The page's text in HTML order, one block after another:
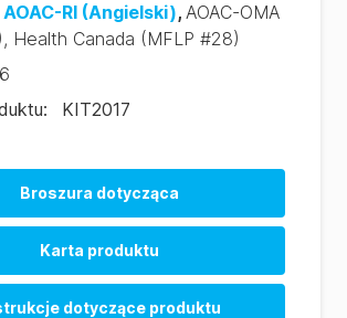
AOAC-RI (Angielski), AOAC-OMA
, Health Canada (MFLP #28)
: KIT2017
Broszura dotycząca
System Q7 Brochure (PT)
Karta produktu
dotyczące produktu